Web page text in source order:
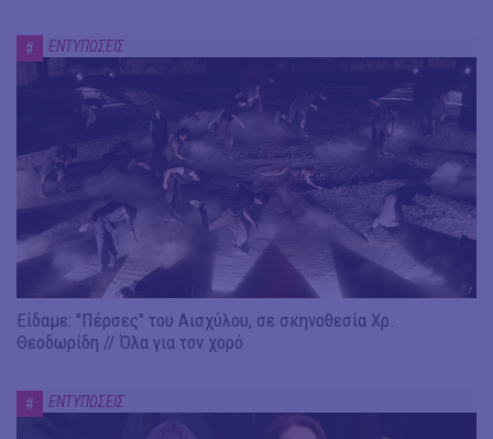
# ΕΝΤΥΠΩΣΕΙΣ
Είδαμε: "Πέρσες" του Αισχύλου, σε σκηνοθεσία Χρ.
Θεοδωρίδη // Όλα για τον χορό
# ΕΝΤΥΠΩΣΕΙΣ